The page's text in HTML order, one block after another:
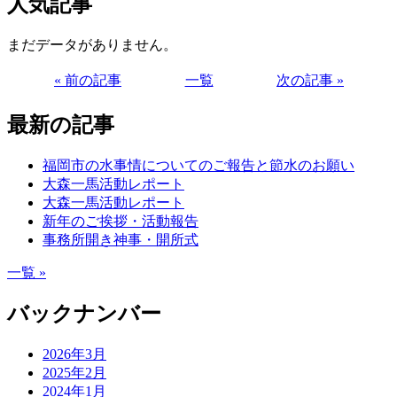
まだデータがありません。
« 前の記事 一覧 次の記事 »
最新の記事
福岡市の水事情についてのご報告と節水のお願い
大森一馬活動レポート
大森一馬活動レポート
新年のご挨拶・活動報告
事務所開き神事・開所式
一覧 »
バックナンバー
2026年3月
2025年2月
2024年1月